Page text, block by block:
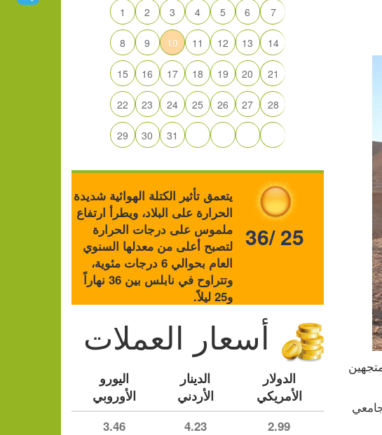
1 2 3 4 5 6 7
8 9 10 11 12 13 14
15 16 17 18 19 20 21
22 23 24 25 26 27 28
29 30 31
يتعمق تأثير الكتلة الهوائية شديدة
الحرارة على البلاد، ويطرأ ارتفاع
ملموس على درجات الحرارة
لتصبح أعلى من معدلها السنوي
العام بحوالي 6 درجات مئوية،
وتتراوح في نابلس بين 36 نهاراً
و25 ليلاً.
36/ 25
أسعار العملات
الدولار
الأمريكي
الدينار
الأردني
اليورو
الأوروبي
2.99
4.23
3.46